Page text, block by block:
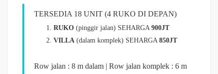
TERSEDIA 18 UNIT (4 RUKO DI DEPAN)
RUKO (pinggir jalan) SEHARGA 900JT
VILLA (dalam komplek) SEHARGA 850JT
Row jalan : 8 m dalam | Row jalan komplek : 6 m